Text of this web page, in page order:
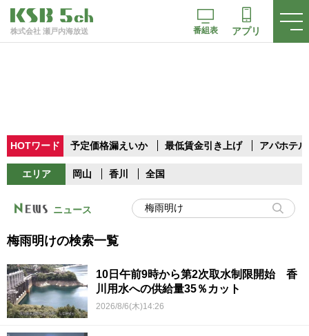
株式会社 瀬戸内海放送 番組表 アプリ
HOTワード 予定価格漏えいか 最低賃金引き上げ アパホテル
エリア 岡山 香川 全国
ニュース
梅雨明けの検索一覧
10日午前9時から第2次取水制限開始 香
川用水への供給量35％カット
2026/8/6(木)14:26